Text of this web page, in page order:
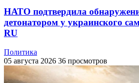
НАТО подтвердила
детонатором у украинского
RU
Политика
05 августа 2026 36 просмотров